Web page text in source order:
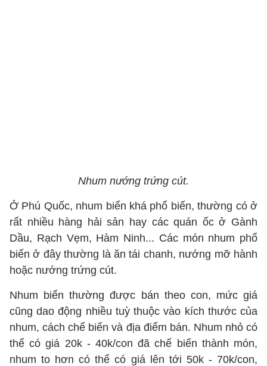
Nhum nướng trứng cút.
Ở Phú Quốc, nhum biển khá phổ biến, thường có ở
rất nhiều hàng hải sản hay các quán ốc ở Gành
Dầu, Rạch Vẹm, Hàm Ninh... Các món nhum phổ
biến ở đây thường là ăn tái chanh, nướng mỡ hành
hoặc nướng trứng cút.
Nhum biển thường được bán theo con, mức giá
cũng dao động nhiều tuỳ thuộc vào kích thước của
nhum, cách chế biến và địa điểm bán. Nhum nhỏ có
thể có giá 20k - 40k/con đã chế biến thành món,
nhum to hơn có thể có giá lên tới 50k - 70k/con,